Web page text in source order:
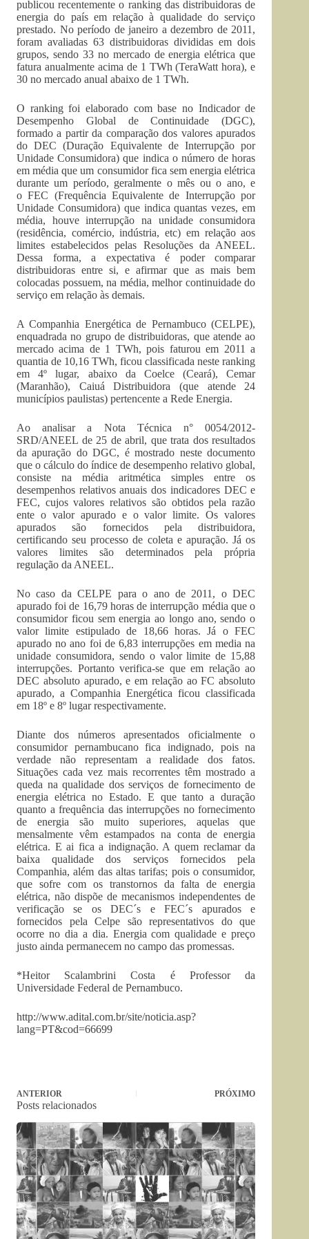
publicou recentemente o ranking das distribuidoras de
energia do país em relação à qualidade do serviço
prestado. No período de janeiro a dezembro de 2011,
foram avaliadas 63 distribuidoras divididas em dois
grupos, sendo 33 no mercado de energia elétrica que
fatura anualmente acima de 1 TWh (TeraWatt hora), e
30 no mercado anual abaixo de 1 TWh.
O ranking foi elaborado com base no Indicador de
Desempenho Global de Continuidade (DGC),
formado a partir da comparação dos valores apurados
do DEC (Duração Equivalente de Interrupção por
Unidade Consumidora) que indica o número de horas
em média que um consumidor fica sem energia elétrica
durante um período, geralmente o mês ou o ano, e
o FEC (Frequência Equivalente de Interrupção por
Unidade Consumidora) que indica quantas vezes, em
média, houve interrupção na unidade consumidora
(residência, comércio, indústria, etc) em relação aos
limites estabelecidos pelas Resoluções da ANEEL.
Dessa forma, a expectativa é poder comparar
distribuidoras entre si, e afirmar que as mais bem
colocadas possuem, na média, melhor continuidade do
serviço em relação às demais.
A Companhia Energética de Pernambuco (CELPE),
enquadrada no grupo de distribuidoras, que atende ao
mercado acima de 1 TWh, pois faturou em 2011 a
quantia de 10,16 TWh, ficou classificada neste ranking
em 4º lugar, abaixo da Coelce (Ceará), Cemar
(Maranhão), Caiuá Distribuidora (que atende 24
municípios paulistas) pertencente a Rede Energia.
Ao analisar a Nota Técnica n° 0054/2012-
SRD/ANEEL de 25 de abril, que trata dos resultados
da apuração do DGC, é mostrado neste documento
que o cálculo do índice de desempenho relativo global,
consiste na média aritmética simples entre os
desempenhos relativos anuais dos indicadores DEC e
FEC, cujos valores relativos são obtidos pela razão
ente o valor apurado e o valor limite. Os valores
apurados são fornecidos pela distribuidora,
certificando seu processo de coleta e apuração. Já os
valores limites são determinados pela própria
regulação da ANEEL.
No caso da CELPE para o ano de 2011, o DEC
apurado foi de 16,79 horas de interrupção média que o
consumidor ficou sem energia ao longo ano, sendo o
valor limite estipulado de 18,66 horas. Já o FEC
apurado no ano foi de 6,83 interrupções em media na
unidade consumidora, sendo o valor limite de 15,88
interrupções. Portanto verifica-se que em relação ao
DEC absoluto apurado, e em relação ao FC absoluto
apurado, a Companhia Energética ficou classificada
em 18º e 8º lugar respectivamente.
Diante dos números apresentados oficialmente o
consumidor pernambucano fica indignado, pois na
verdade não representam a realidade dos fatos.
Situações cada vez mais recorrentes têm mostrado a
queda na qualidade dos serviços de fornecimento de
energia elétrica no Estado. E que tanto a duração
quanto a frequência das interrupções no fornecimento
de energia são muito superiores, aquelas que
mensalmente vêm estampados na conta de energia
elétrica. E ai fica a indignação. A quem reclamar da
baixa qualidade dos serviços fornecidos pela
Companhia, além das altas tarifas; pois o consumidor,
que sofre com os transtornos da falta de energia
elétrica, não dispõe de mecanismos independentes de
verificação se os DEC´s e FEC´s apurados e
fornecidos pela Celpe são representativos do que
ocorre no dia a dia. Energia com qualidade e preço
justo ainda permanecem no campo das promessas.
*Heitor Scalambrini Costa é Professor da
Universidade Federal de Pernambuco.
http://www.adital.com.br/site/noticia.asp?
lang=PT&cod=66699
ANTERIOR PRÓXIMO
Posts relacionados